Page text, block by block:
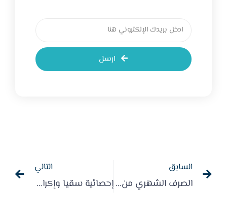
ارسل
السابق
الصرف الشهري من الجمعية للمستفيدين – سبتمبر 2023 م
التالي
إحصائية سقيا وإكرام ضيوف الرحمن 2024م